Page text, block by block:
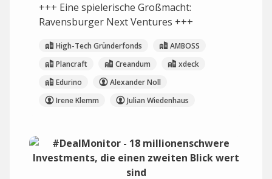
+++ Eine spielerische Großmacht:
Ravensburger Next Ventures +++
High-Tech Gründerfonds
AMBOSS
Plancraft
Creandum
xdeck
Edurino
Alexander Noll
Irene Klemm
Julian Wiedenhaus